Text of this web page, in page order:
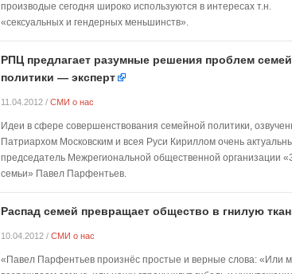
производые сегодня широко используются в интересах т.н.
«сексуальных и гендерных меньшинств».
РПЦ предлагает разумные решения проблем
политики — эксперт
11.04.2012 / СМИ о нас
Идеи в сфере совершенствования семейной политики,
Патриархом Московским и всея Руси Кириллом очень
председатель Межрегиональной общественной организации
семьи» Павел Парфентьев.
Распад семей превращает общество в гнилую
10.04.2012 / СМИ о нас
«Павел Парфентьев произнёс простые и верные слова: «Или